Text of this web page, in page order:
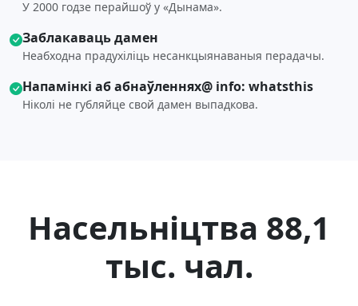
У 2000 годзе перайшоў у «Дынама».
Заблакаваць дамен
Неабходна прадухіліць несанкцыянаваныя перадачы.
Напамінкі аб абнаўленнях@ info: whatsthis
Ніколі не губляйце свой дамен выпадкова.
Насельніцтва 88,1
тыс. чал.